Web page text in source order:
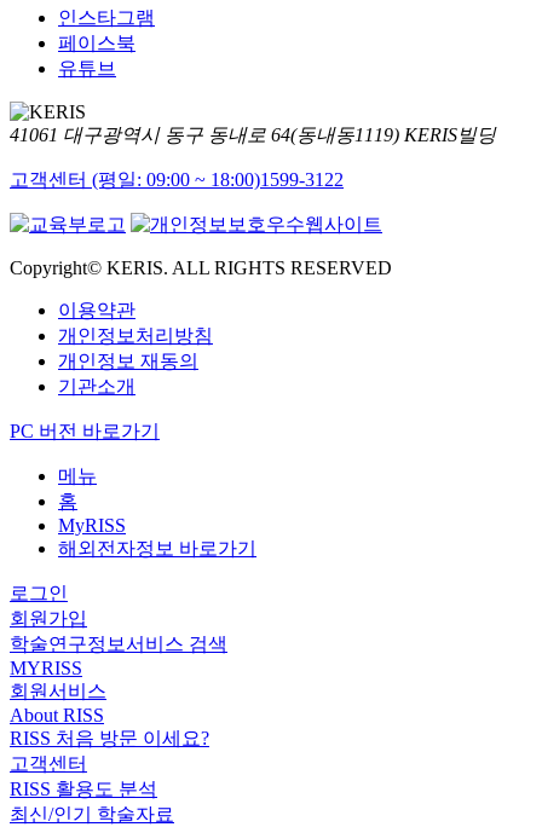
인스타그램
페이스북
유튜브
41061 대구광역시 동구 동내로 64(동내동1119) KERIS빌딩
고객센터 (평일: 09:00 ~ 18:00)1599-3122
Copyright© KERIS. ALL RIGHTS RESERVED
이용약관
개인정보처리방침
개인정보 재동의
기관소개
PC 버전 바로가기
메뉴
홈
MyRISS
해외전자정보 바로가기
로그인
회원가입
학술연구정보서비스 검색
MYRISS
회원서비스
About RISS
RISS 처음 방문 이세요?
고객센터
RISS 활용도 분석
최신/인기 학술자료